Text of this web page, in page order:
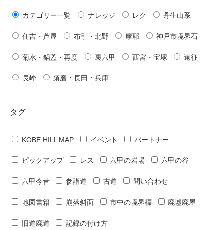
カテゴリー一覧 ナレッジ レク 丹生山系
住吉・芦屋 布引・北野 摩耶 神戸市境界石
菊水・鍋蓋・再度 裏六甲 西宮・宝塚 遠征
長峰 須磨・長田・兵庫
タグ
KOBE HILL MAP イベント パートナー
ピックアップ レス 六甲の岩場 六甲の谷
六甲今昔 参詣道 古道 問い合わせ
地図書籍 崩落斜面 市中の境界標 廃墟廃屋
旧道廃道 記録の付け方